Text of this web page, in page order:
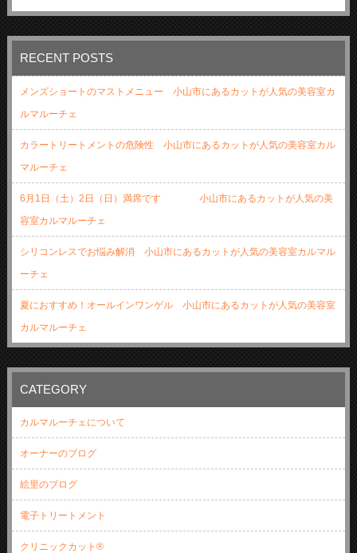
RECENT POSTS
メンズショートのマストメニュー 小山市にあるカットが人気の美容室カ
ルマルーチェ
カラートリートメントの危険性 小山市にあるカットが人気の美容室カル
マルーチェ
6月1日（土）2日（日）満席です 小山市にあるカットが人気の美
容室カルマルーチェ
シリコンレスでお悩み解消 小山市にあるカットが人気の美容室カルマル
ーチェ
夏におすすめ！オールインワンゲル 小山市にあるカットが人気の美容室
カルマルーチェ
CATEGORY
カルマルーチェについて
オーナーのブログ
絵里のブログ
電子トリートメント
クリニックカット®